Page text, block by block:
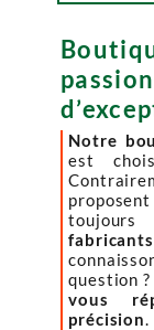
Notre
est
question ?
vous
précision.